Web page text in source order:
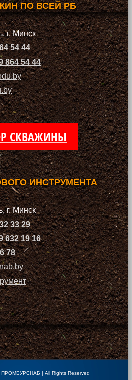
ПО ВСЕЙ РБ
г. Минск
54 44
864 54 44
СКВАЖИНЫ
ИНСТРУМЕНТА
г. Минск
33 29
632 19 16
78
ПРОМБУРСНАБ | All Rights Reserved